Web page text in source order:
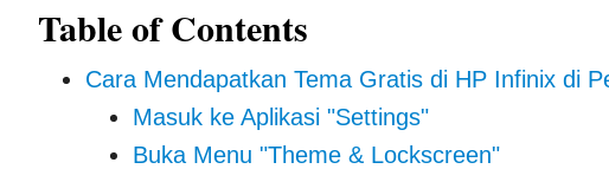
Table of Contents
Cara Mendapatkan Tema Gratis di HP Infinix di
Masuk ke Aplikasi "Settings"
Buka Menu "Theme & Lockscreen"